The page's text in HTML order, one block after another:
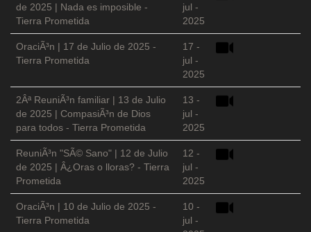
de 2025 | Nada es imposible -
Tierra Prometida
jul -
2025
OraciÃ³n | 17 de Julio de 2025 -
Tierra Prometida
17 -
jul -
2025
2Âª ReuniÃ³n familiar | 13 de Julio
de 2025 | CompasiÃ³n de Dios
para todos - Tierra Prometida
13 -
jul -
2025
ReuniÃ³n "SÃ© Sano" | 12 de Julio
de 2025 | Â¿Oras o lloras? - Tierra
Prometida
12 -
jul -
2025
OraciÃ³n | 10 de Julio de 2025 -
Tierra Prometida
10 -
jul -